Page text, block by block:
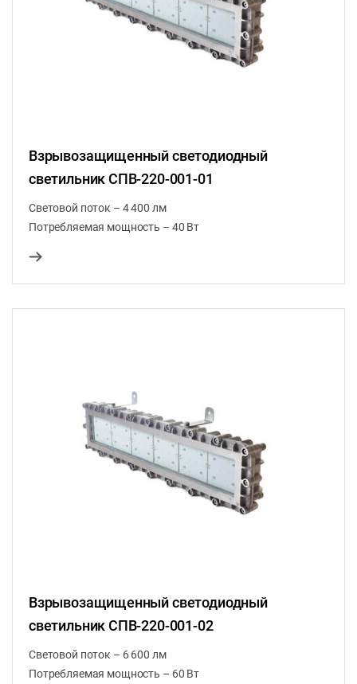
Взрывозащищенный светодиодный
светильник СПВ-220-001-01
Световой поток – 4 400 лм
Потребляемая мощность – 40 Вт
Взрывозащищенный светодиодный
светильник СПВ-220-001-02
Световой поток – 6 600 лм
Потребляемая мощность – 60 Вт